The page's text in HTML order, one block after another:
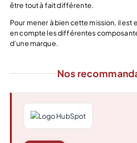
être tout à fait différente.
Pour mener à bien cette mission, il est
en compte les différentes
d’une marque.
Nos